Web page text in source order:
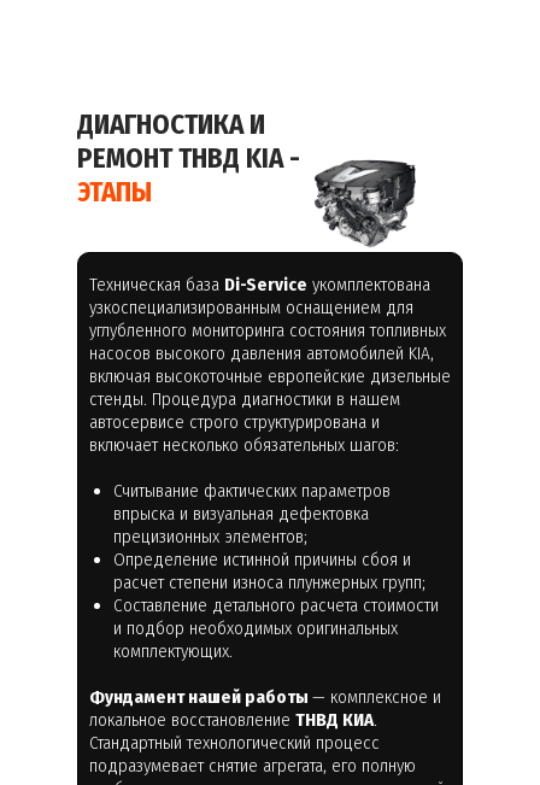
Техническая база Di-Service укомплектована
узкоспециализированным оснащением для
углубленного мониторинга состояния топливных
насосов высокого давления автомобилей KIA,
включая высокоточные европейские дизельные
стенды. Процедура диагностики в нашем
автосервисе строго структурирована и
включает несколько обязательных шагов:
Считывание фактических параметров
впрыска и визуальная дефектовка
прецизионных элементов;
Определение истинной причины сбоя и
расчет степени износа плунжерных групп;
Составление детального расчета стоимости
и подбор необходимых оригинальных
комплектующих.
Фундамент нашей работы — комплексное и
локальное восстановление ТНВД КИА
Стандартный технологический процесс
подразумевает снятие агрегата, его полную
ДИАГНОСТИКА И
РЕМОНТ ТНВД KIA -
ЭТАПЫ